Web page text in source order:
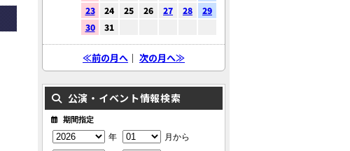
23
24 25 26 27 28
29
30
31
≪前の月へ ｜ 次の月へ≫
公演・イベント情報検索
期間指定
年
月から